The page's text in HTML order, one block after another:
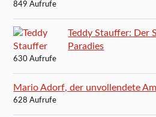
849 Aufrufe
Teddy Stauffer: Der
Paradies
630 Aufrufe
Mario Adorf, der unvollendete
628 Aufrufe